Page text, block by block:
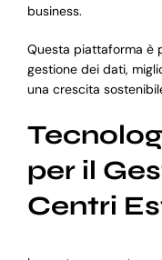
business.
Questa piattaforma è
gestione dei dati,
una crescita
per il
Centri